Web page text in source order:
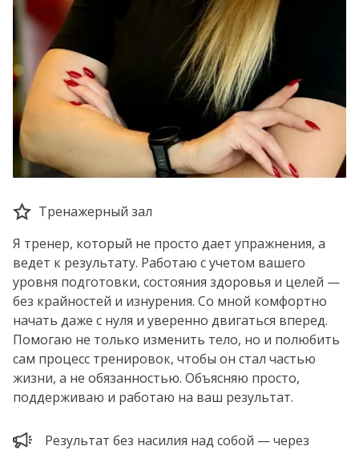
Тренажерный зал
Я тренер, который не просто дает упражнения, а
ведет к результату. Работаю с учетом вашего
уровня подготовки, состояния здоровья и целей —
без крайностей и изнурения. Со мной комфортно
начать даже с нуля и уверенно двигаться вперед.
Помогаю не только изменить тело, но и полюбить
сам процесс тренировок, чтобы он стал частью
жизни, а не обязанностью. Объясняю просто,
поддерживаю и работаю на ваш результат.
Результат без насилия над собой — через